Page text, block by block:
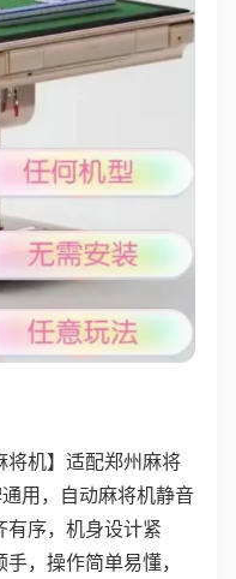
将机】适配郑州麻将
用，自动麻将机静音
有序，机身设计紧
，操作简单易懂，